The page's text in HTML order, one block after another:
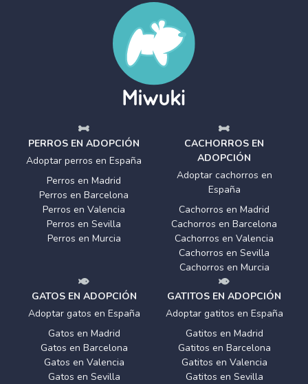
PERROS EN ADOPCIÓN
Adoptar perros en España
Perros en Madrid
Perros en Barcelona
Perros en Valencia
Perros en Sevilla
Perros en Murcia
CACHORROS EN
ADOPCIÓN
Adoptar cachorros en
España
Cachorros en Madrid
Cachorros en Barcelona
Cachorros en Valencia
Cachorros en Sevilla
Cachorros en Murcia
GATOS EN ADOPCIÓN
Adoptar gatos en España
Gatos en Madrid
Gatos en Barcelona
Gatos en Valencia
Gatos en Sevilla
GATITOS EN ADOPCIÓN
Adoptar gatitos en España
Gatitos en Madrid
Gatitos en Barcelona
Gatitos en Valencia
Gatitos en Sevilla